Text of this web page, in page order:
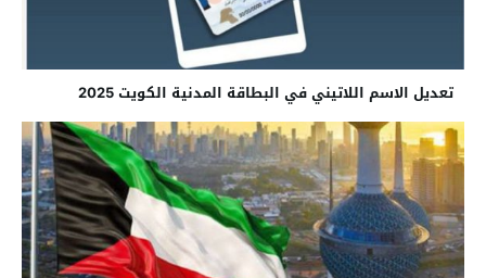
تعديل الاسم اللاتيني في البطاقة المدنية الكويت 2025